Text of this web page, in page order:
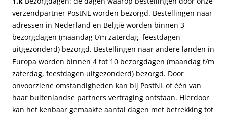
verzendpartner PostNL worden bezorgd. Bestellingen naar
adressen in Nederland en België worden binnen 3
bezorgdagen (maandag t/m zaterdag, feestdagen
uitgezonderd) bezorgd. Bestellingen naar andere landen in
Europa worden binnen 4 tot 10 bezorgdagen (maandag t/m
zaterdag, feestdagen uitgezonderd) bezorgd. Door
onvoorziene omstandigheden kan bij PostNL of één van
haar buitenlandse partners vertraging ontstaan. Hierdoor
kan het kenbaar gemaakte aantal dagen met betrekking tot